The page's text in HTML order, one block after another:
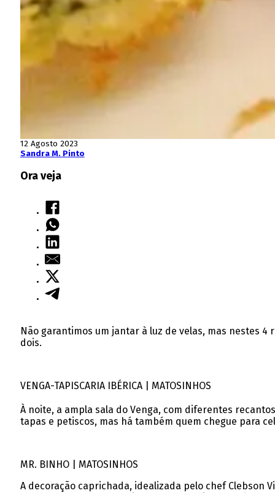
12 Agosto 2023
Sandra M. Pinto
Ora veja
Não garantimos um jantar à luz de velas, mas nestes
dois.
VENGA-TAPISCARIA IBÉRICA | MATOSINHOS
À noite, a ampla sala do Venga, com diferentes
tapas e petiscos, mas há também quem chegue para
MR. BINHO | MATOSINHOS
A decoração caprichada, idealizada pelo chef Clebson